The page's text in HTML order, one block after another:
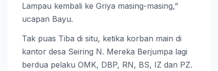
Lampau kembali ke Griya masing-masing,”
ucapan Bayu.
Tak puas Tiba di situ, ketika korban main di
kantor desa Seiring N. Mereka Berjumpa lagi
berdua pelaku OMK, DBP, RN, BS, IZ dan PZ.